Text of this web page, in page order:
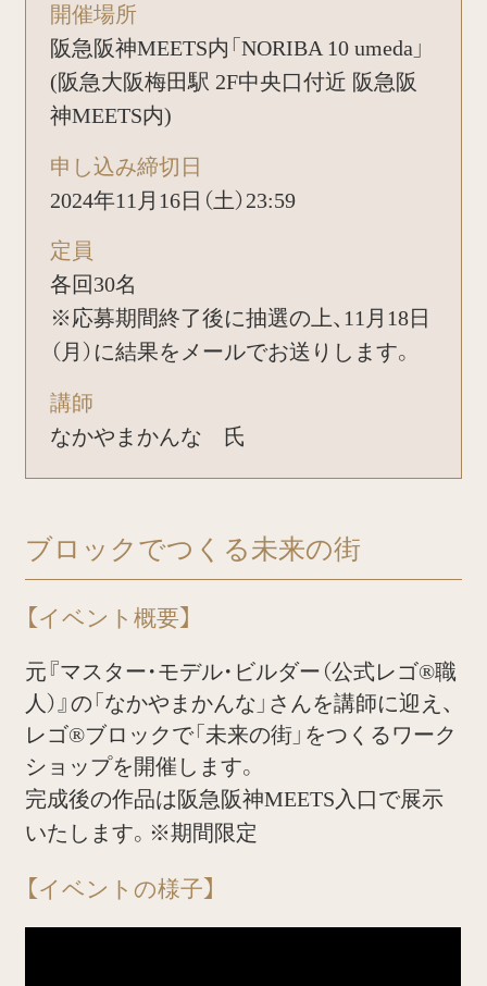
開催場所
阪急阪神MEETS内「NORIBA 10 umeda」
(阪急大阪梅田駅 2F中央口付近 阪急阪
神MEETS内)
申し込み締切日
2024年11月16日（土）23:59
定員
各回30名
※応募期間終了後に抽選の上、11月18日
（月）に結果をメールでお送りします。
講師
なかやまかんな 氏
ブロックでつくる未来の街
【イベント概要】
元『マスター・モデル・ビルダー（公式レゴ®職
人）』の「なかやまかんな」さんを講師に迎え、
レゴ®ブロックで「未来の街」をつくるワーク
ショップを開催します。
完成後の作品は阪急阪神MEETS入口で展示
いたします。※期間限定
【イベントの様子】